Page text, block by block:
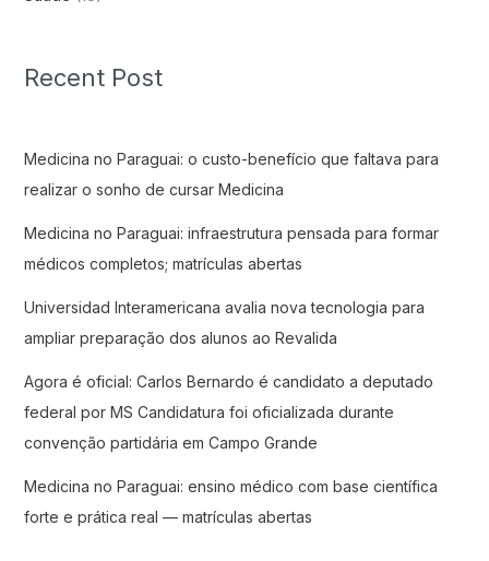
Recent Post
Medicina no Paraguai: o custo-benefício que faltava para
realizar o sonho de cursar Medicina
Medicina no Paraguai: infraestrutura pensada para formar
médicos completos; matrículas abertas
Universidad Interamericana avalia nova tecnologia para
ampliar preparação dos alunos ao Revalida
Agora é oficial: Carlos Bernardo é candidato a deputado
federal por MS Candidatura foi oficializada durante
convenção partidária em Campo Grande
Medicina no Paraguai: ensino médico com base científica
forte e prática real — matrículas abertas